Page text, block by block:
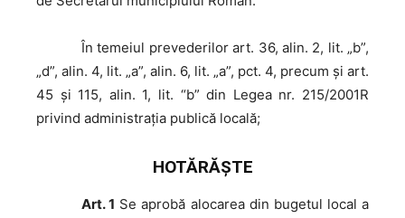
În temeiul prevederilor art. 36, alin. 2, lit. „b”,
„d”, alin. 4, lit. „a”, alin. 6, lit. „a”, pct. 4, precum şi art.
45 şi 115, alin. 1, lit. “b” din Legea nr. 215/2001R
privind administraţia publică locală;
HOTĂRĂŞTE
Art. 1 Se aprobă alocarea din bugetul local a